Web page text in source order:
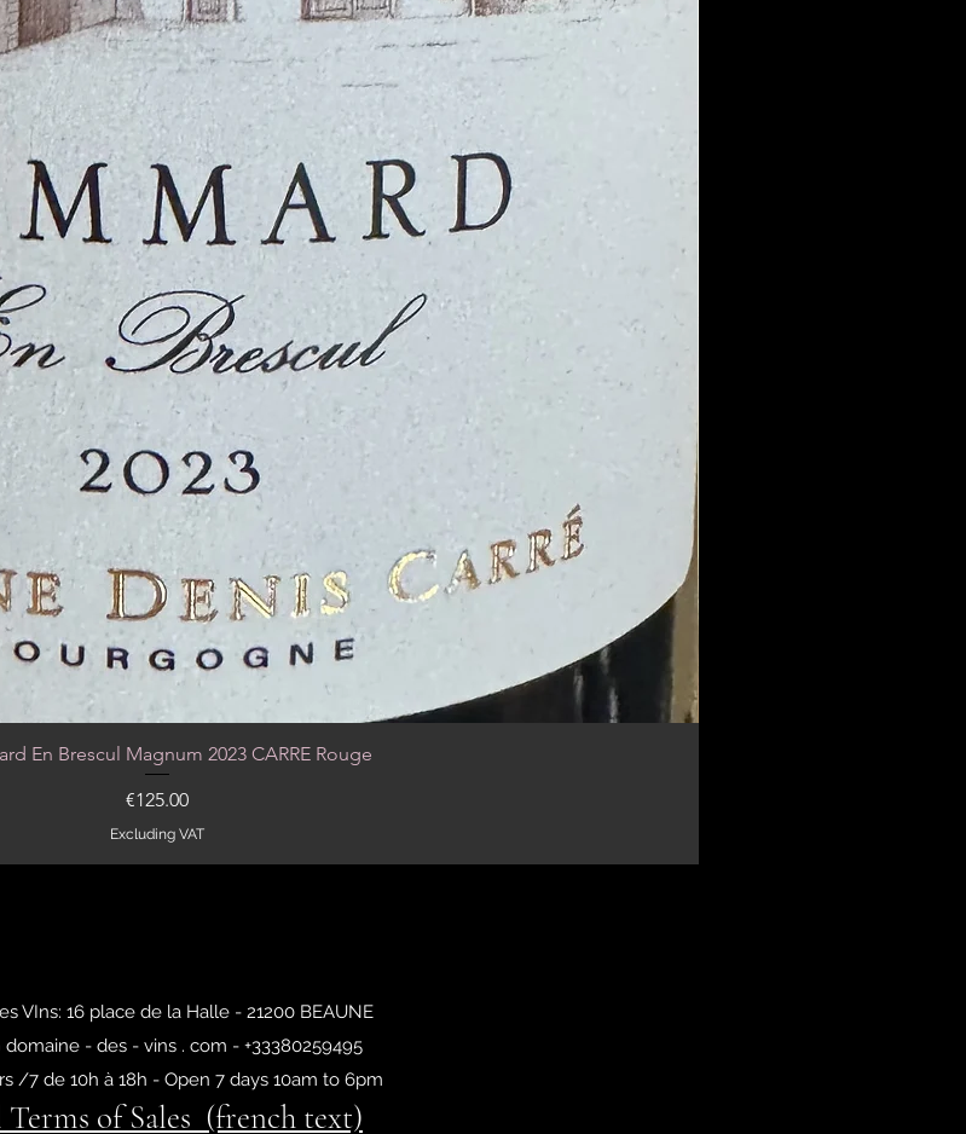
Quick View
En Brescul Magnum 2023 CARRE Rouge
Price
€125.00
Excluding VAT
VIns: 16 place de la Halle - 21200 BEAUNE
domaine - des - vins . com - +33380259495
/7 de 10h à 18h - Open 7 days 10am to 6pm
Terms of Sales (french text)